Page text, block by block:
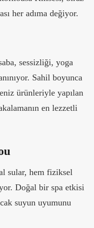
her adıma değiyor.
sessizliği, yoga
Sahil boyunca
ürünleriyle yapılan
en lezzetli
sular, hem fiziksel
Doğal bir spa etkisi
suyun uyumunu